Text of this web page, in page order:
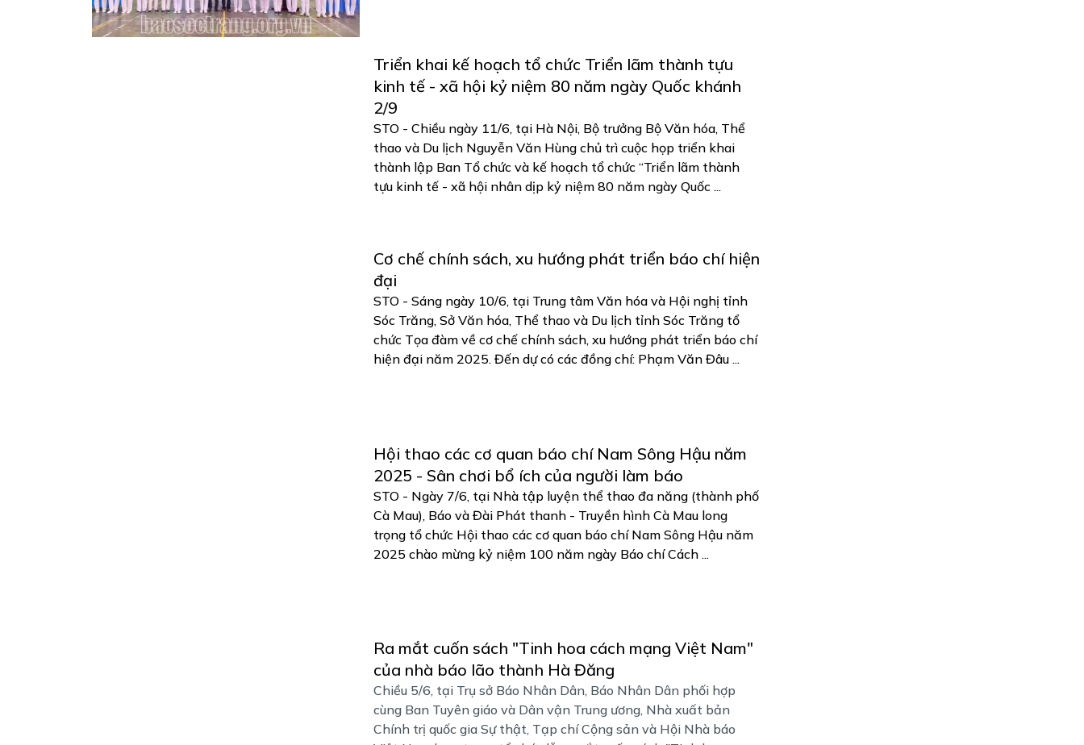
Triển khai kế hoạch tổ chức Triển lãm thành tựu
kinh tế - xã hội kỷ niệm 80 năm ngày Quốc khánh
2/9
STO - Chiều ngày 11/6, tại Hà Nội, Bộ trưởng Bộ Văn hóa, Thể
thao và Du lịch Nguyễn Văn Hùng chủ trì cuộc họp triển khai
thành lập Ban Tổ chức và kế hoạch tổ chức “Triển lãm thành
tựu kinh tế - xã hội nhân dịp kỷ niệm 80 năm ngày Quốc ...
Cơ chế chính sách, xu hướng phát triển báo chí hiện
đại
STO - Sáng ngày 10/6, tại Trung tâm Văn hóa và Hội nghị tỉnh
Sóc Trăng, Sở Văn hóa, Thể thao và Du lịch tỉnh Sóc Trăng tổ
chức Tọa đàm về cơ chế chính sách, xu hướng phát triển báo chí
hiện đại năm 2025. Đến dự có các đồng chí: Phạm Văn Đâu ...
Hội thao các cơ quan báo chí Nam Sông Hậu năm
2025 - Sân chơi bổ ích của người làm báo
STO - Ngày 7/6, tại Nhà tập luyện thể thao đa năng (thành phố
Cà Mau), Báo và Đài Phát thanh - Truyền hình Cà Mau long
trọng tổ chức Hội thao các cơ quan báo chí Nam Sông Hậu năm
2025 chào mừng kỷ niệm 100 năm ngày Báo chí Cách ...
Ra mắt cuốn sách "Tinh hoa cách mạng Việt Nam"
của nhà báo lão thành Hà Đăng
Chiều 5/6, tại Trụ sở Báo Nhân Dân, Báo Nhân Dân phối hợp
cùng Ban Tuyên giáo và Dân vận Trung ương, Nhà xuất bản
Chính trị quốc gia Sự thật, Tạp chí Cộng sản và Hội Nhà báo